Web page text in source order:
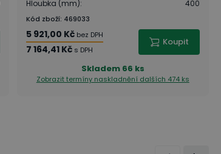
Hloubka (mm): 400
Kód zboží: 469033
5 921,00 Kč bez DPH
7 164,41 Kč s DPH
Koupit
Skladem 66 ks
Zobrazit termíny naskladnění dalších 474 ks